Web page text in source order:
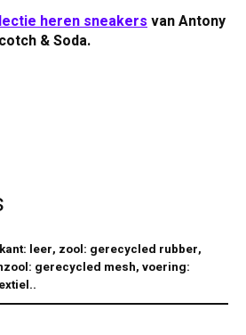
heren sneakersvan Antony
& Soda.
leer, zool: gerecycled rubber,
gerecycled mesh, voering: